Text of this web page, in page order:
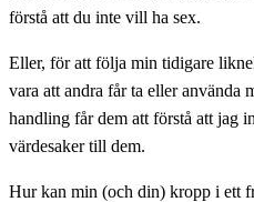
förstå att du inte vill ha sex.
Eller, för att följa min tidigare
vara att andra får ta eller använda
handling får dem att förstå att jag
värdesaker till dem.
Hur kan min (och din) kropp i ett